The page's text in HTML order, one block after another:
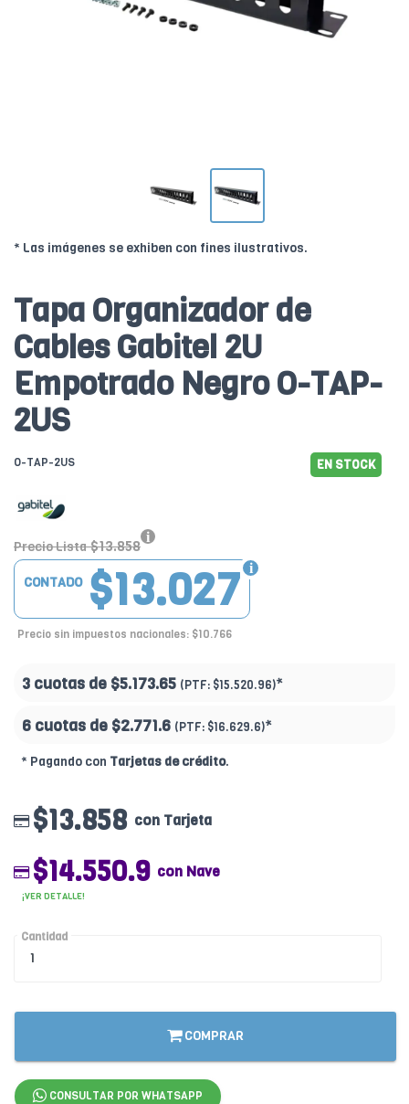
* Las imágenes se exhiben con fines ilustrativos.
Tapa Organizador de
Cables Gabitel 2U
Empotrado Negro O-TAP-
2US
O-TAP-2US EN STOCK
Precio Lista $13.858
$13.027
CONTADO
Precio sin impuestos nacionales: $10.766
3 cuotas de $5.173.65 (PTF: $15.520.96)*
6 cuotas de $2.771.6 (PTF: $16.629.6)*
* Pagando con Tarjetas de crédito.
$13.858 con Tarjeta
$14.550.9 con Nave
¡VER DETALLE!
Cantidad
COMPRAR
CONSULTAR POR WHATSAPP